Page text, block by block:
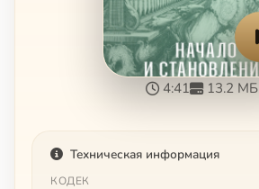
4:41 13.2 МБ
Техническая информация
КОДЕК